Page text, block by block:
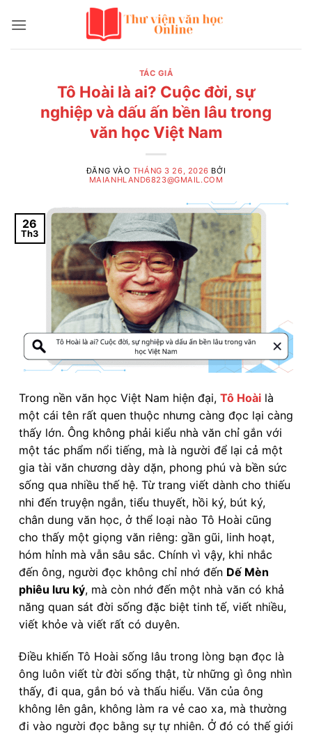
qua
TÁC GIẢ
Tô Hoài là ai? Cuộc đời, sự
nghiệp và dấu ấn bền lâu trong
văn học Việt Nam
ĐĂNG VÀO THÁNG 3 26, 2026 BỞI
MAIANHLAND6823@GMAIL.COM
26
Th3
Trong nền văn học Việt Nam hiện đại, Tô Hoài là
một cái tên rất quen thuộc nhưng càng đọc lại càng
thấy lớn. Ông không phải kiểu nhà văn chỉ gắn với
một tác phẩm nổi tiếng, mà là người để lại cả một
gia tài văn chương dày dặn, phong phú và bền sức
sống qua nhiều thế hệ. Từ trang viết dành cho thiếu
nhi đến truyện ngắn, tiểu thuyết, hồi ký, bút ký,
chân dung văn học, ở thể loại nào Tô Hoài cũng
cho thấy một giọng văn riêng: gần gũi, linh hoạt,
hóm hỉnh mà vẫn sâu sắc. Chính vì vậy, khi nhắc
đến ông, người đọc không chỉ nhớ đến Dế Mèn
phiêu lưu ký, mà còn nhớ đến một nhà văn có khả
năng quan sát đời sống đặc biệt tinh tế, viết nhiều,
viết khỏe và viết rất có duyên.
Điều khiến Tô Hoài sống lâu trong lòng bạn đọc là
ông luôn viết từ đời sống thật, từ những gì ông nhìn
thấy, đi qua, gắn bó và thấu hiểu. Văn của ông
không lên gân, không làm ra vẻ cao xa, mà thường
đi vào người đọc bằng sự tự nhiên. Ở đó có thế giới